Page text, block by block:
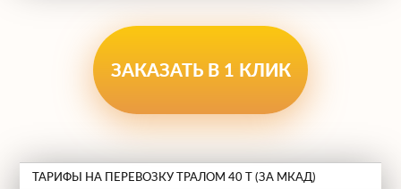
конструкции (балки, трубы, колонны)
весом до 40т.
Многоосные системы.
Тралы
оснащены 5, 6 или 7 осями (часто
важно для прохождения весового
ЗАКАЗАТЬ В 1 КЛИК
ТАРИФЫ НА ПЕРЕВОЗКУ ТРАЛОМ 40 Т (ЗА МКАД)